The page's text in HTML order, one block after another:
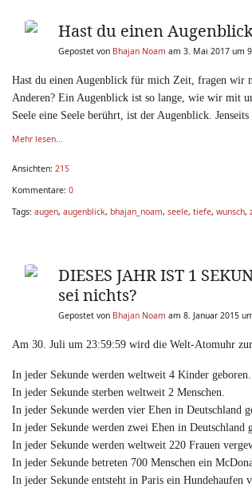
Hast du einen
Gepostet von Bhajan Noam am 3. Mai 2017 um
Hast du einen Augenblick für mich Zeit, fragen wir
Anderen? Ein Augenblick ist so lange, wie wir mit
Seele eine Seele berührt, ist der Augenblick.
Mehr lesen...
Ansichten: 215
Kommentare: 0
Tags: augen, augenblick, bhajan_noam, seele, tiefe, wunsch,
DIESES JAHR IST 1
sei nichts?
Gepostet von Bhajan Noam am 8. Januar 2015
Am 30. Juli um 23:59:59 wird die Welt-Atomuhr
In jeder Sekunde werden weltweit 4 Kinder geboren.
In jeder Sekunde sterben weltweit 2 Menschen.
In jeder Sekunde werden vier Ehen in Deutschland
In jeder Sekunde werden zwei Ehen in Deutschland
In jeder Sekunde werden weltweit 220 Frauen
In jeder Sekunde betreten 700 Menschen ein
In jeder Sekunde entsteht in Paris ein Hundehaufen